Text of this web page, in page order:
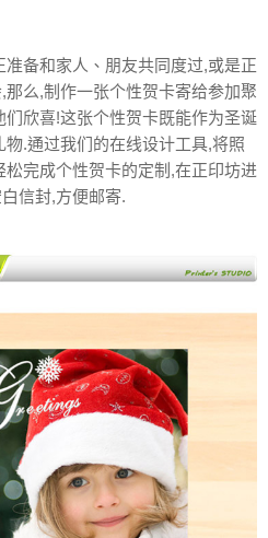
备和家人、朋友共同度过,或是正
么,制作一张个性贺卡寄给参加聚
欣喜!这张个性贺卡既能作为圣诞
.通过我们的在线设计工具,将照
完成个性贺卡的定制,在正印坊进
信封,方便邮寄.